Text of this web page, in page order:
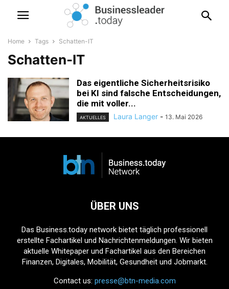
Home Tags Schatten-IT
Schatten-IT
Das eigentliche Sicherheitsrisiko
bei KI sind falsche Entscheidungen,
die mit voller...
AKTUELLES Laura Langer - 13. Mai 2026
ÜBER UNS
Das Business.today network bietet täglich professionell
erstellte Fachartikel und Nachrichtenmeldungen. Wir bieten
aktuelle Whitepaper und Fachartikel aus den Bereichen
Finanzen, Digitales, Mobilität, Gesundheit und Jobmarkt.
Contact us: presse@btn-media.com